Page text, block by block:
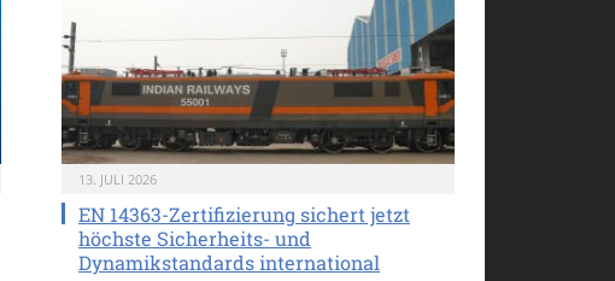
13. JULI 2026
EN 14363-Zertifizierung sichert jetzt
höchste Sicherheits- und
Dynamikstandards international